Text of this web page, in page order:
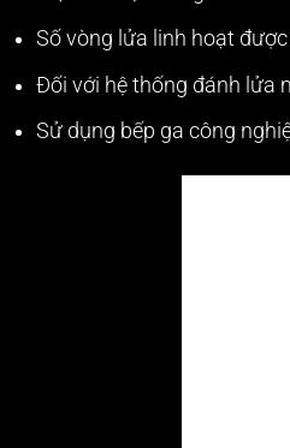
Số vòng lửa linh hoạt
Đối với hệ thống đánh lửa
Sử dụng bếp ga công